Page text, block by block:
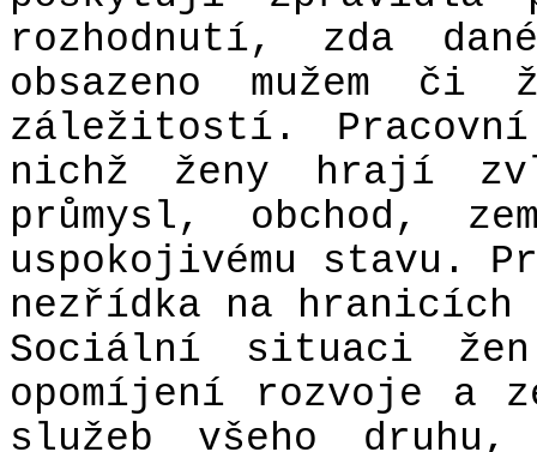
rozhodnutí, zda
obsazeno mužem
záležitostí.
nichž ženy hrají
průmysl, obchod,
uspokojivému stavu.
nezřídka na
Sociální situaci
opomíjení rozvoje a
služeb všeho